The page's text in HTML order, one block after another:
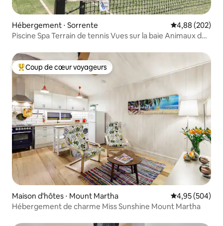
Hébergement ⋅ Sorrente Évaluation
4,88 (202)
Piscine Spa Terrain de tennis Vues sur la baie Animaux de
Coups de cœur voyageurs les plus appréciés
Coup de cœur voyageurs
Maison d'hôtes ⋅ Mount Martha Évaluation
4,95 (504)
Hébergement de charme Miss Sunshine Mount Martha